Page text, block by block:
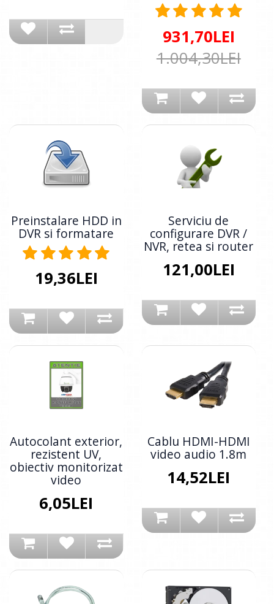
931,70LEI
1.004,30LEI
Preinstalare HDD in
DVR si formatare
19,36LEI
Serviciu de
configurare DVR /
NVR, retea si router
121,00LEI
Autocolant exterior,
rezistent UV,
obiectiv monitorizat
video
6,05LEI
Cablu HDMI-HDMI
video audio 1.8m
14,52LEI